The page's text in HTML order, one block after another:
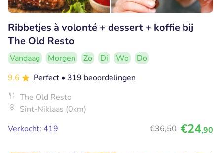
Ribbetjes à volonté + dessert + koffie bij
The Old Resto
Vandaag Morgen Zo Di Wo
Do
9.6
Perfect • 319 beoordelingen
The Old Resto
Sint-Niklaas (0km)
Verkocht: 419
€36,50 €24,90